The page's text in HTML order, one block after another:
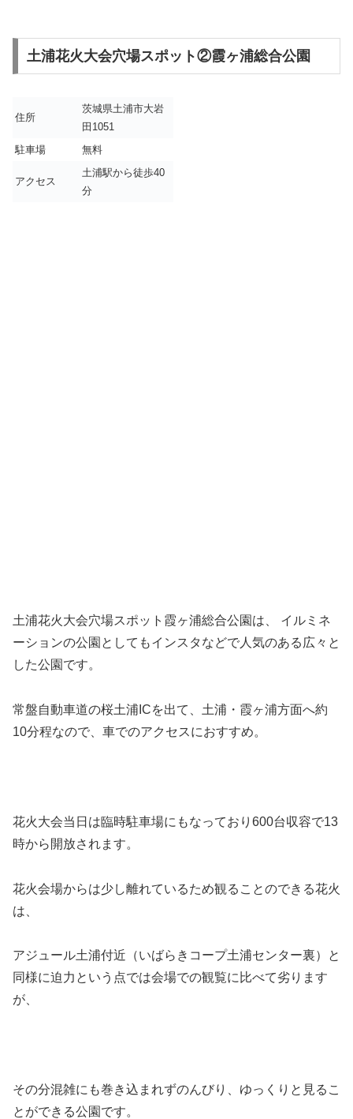
土浦花火大会穴場スポット②霞ヶ浦総合公園
住所
茨城県土浦市大岩
田1051
駐車場
無料
アクセス
土浦駅から徒歩40
分
土浦花火大会穴場スポット霞ヶ浦総合公園は、 イルミネ
ーションの公園としてもインスタなどで人気のある広々と
した公園です。
常盤自動車道の桜土浦ICを出て、土浦・霞ヶ浦方面へ約
10分程なので、車でのアクセスにおすすめ。
花火大会当日は臨時駐車場にもなっており600台収容で13
時から開放されます。
花火会場からは少し離れているため観ることのできる花火
は、
アジュール土浦付近（いばらきコープ土浦センター裏）と
同様に迫力という点では会場での観覧に比べて劣ります
が、
その分混雑にも巻き込まれずのんびり、ゆっくりと見るこ
とができる公園です。